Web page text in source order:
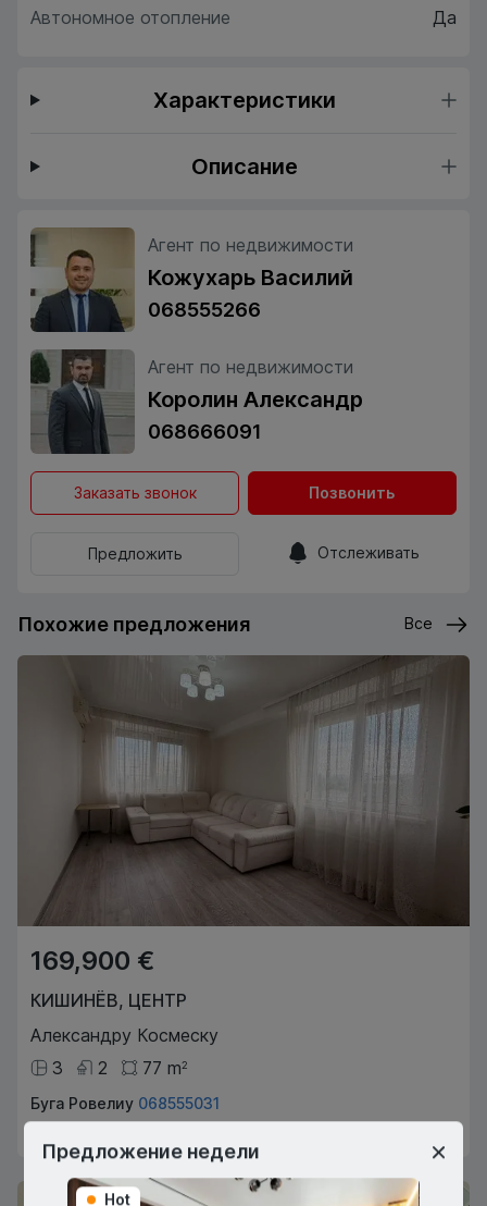
Автономное отопление
Да
Характеристики
Описание
Агент по недвижимости
Кожухарь Василий
068555266
Агент по недвижимости
Королин Александр
068666091
Заказать звонок Позвонить
Предложить Отслеживать
Похожие предложения Все
169,900 €
КИШИНЁВ, ЦЕНТР
Александру Космеску
3
2 77 m2
Буга Ровелиу 068555031
Агент по недвижимости
Предложение недели
Hot